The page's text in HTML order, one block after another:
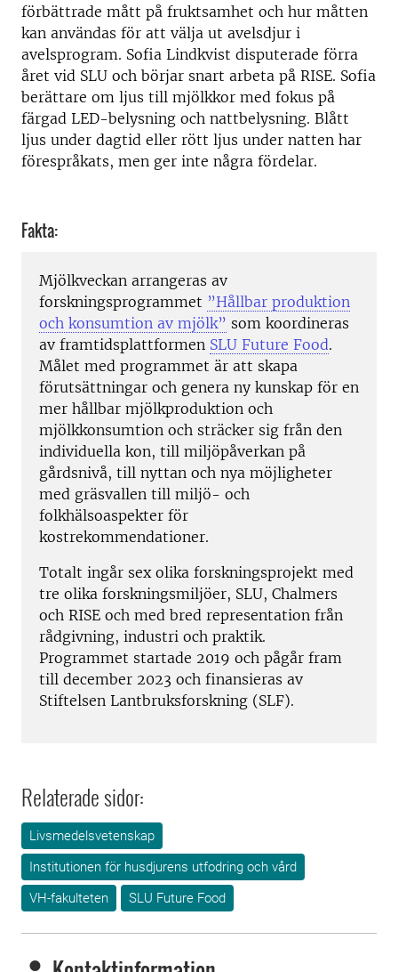
förbättrade mått på fruktsamhet och hur måtten
kan användas för att välja ut avelsdjur i
avelsprogram. Sofia Lindkvist disputerade förra
året vid SLU och börjar snart arbeta på RISE. Sofia
berättare om ljus till mjölkkor med fokus på
färgad LED-belysning och nattbelysning. Blått
ljus under dagtid eller rött ljus under natten har
förespråkats, men ger inte några fördelar.
Fakta:
Mjölkveckan arrangeras av
forskningsprogrammet ”Hållbar produktion
och konsumtion av mjölk” som koordineras
av framtidsplattformen SLU Future Food.
Målet med programmet är att skapa
förutsättningar och genera ny kunskap för en
mer hållbar mjölkproduktion och
mjölkkonsumtion och sträcker sig från den
individuella kon, till miljöpåverkan på
gårdsnivå, till nyttan och nya möjligheter
med gräsvallen till miljö- och
folkhälsoaspekter för
kostrekommendationer.
Totalt ingår sex olika forskningsprojekt med
tre olika forskningsmiljöer, SLU, Chalmers
och RISE och med bred representation från
rådgivning, industri och praktik.
Programmet startade 2019 och pågår fram
till december 2023 och finansieras av
Stiftelsen Lantbruksforskning (SLF).
Relaterade sidor:
Livsmedelsvetenskap
Institutionen för husdjurens utfodring och vård
VH-fakulteten
SLU Future Food